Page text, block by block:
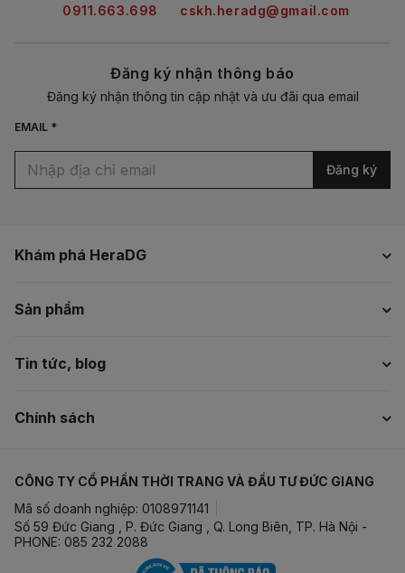
Khám phá HeraDG
Sản phẩm
Tin tức, blog
Chính sách
0911.663.698 cskh.heradg@gmail.com
Đăng ký nhận thông báo
Đăng ký nhận thông tin cập nhật và ưu đãi qua email
EMAIL *
Đăng ký
CÔNG TY CỔ PHẦN THỜI TRANG VÀ ĐẦU TƯ ĐỨC GIANG
Mã số doanh nghiệp: 0108971141
Số 59 Đức Giang , P. Đức Giang , Q. Long Biên, TP. Hà Nội -
PHONE: 085 232 2088